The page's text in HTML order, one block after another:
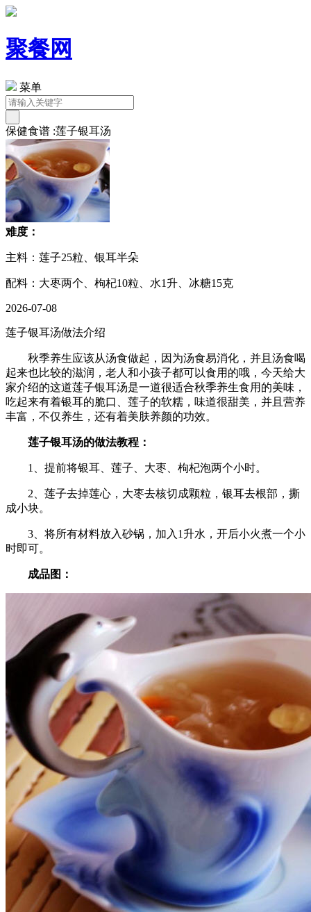
聚餐网
菜单
保健食谱 :莲子银耳汤
难度：
主料：莲子25粒、银耳半朵
配料：大枣两个、枸杞10粒、水1升、冰糖15克
2026-07-08
莲子银耳汤做法介绍
秋季养生应该从汤食做起，因为汤食易消化，并且汤食喝
起来也比较的滋润，老人和小孩子都可以食用的哦，今天给大
家介绍的这道莲子银耳汤是一道很适合秋季养生食用的美味，
吃起来有着银耳的脆口、莲子的软糯，味道很甜美，并且营养
丰富，不仅养生，还有着美肤养颜的功效。
莲子银耳汤的做法教程：
1、提前将银耳、莲子、大枣、枸杞泡两个小时。
2、莲子去掉莲心，大枣去核切成颗粒，银耳去根部，撕
成小块。
3、将所有材料放入砂锅，加入1升水，开后小火煮一个小
时即可。
成品图：